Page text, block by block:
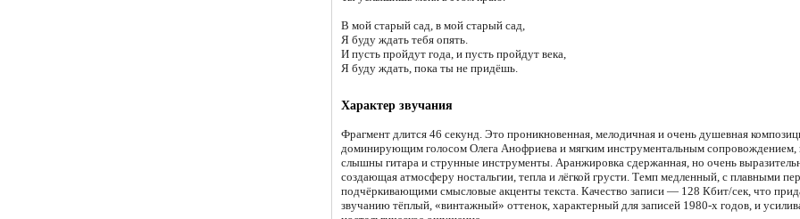
В мой старый сад, в мой старый сад,
Я буду ждать тебя опять.
И пусть пройдут года, и пусть пройдут века,
Я буду ждать, пока ты не придёшь.
Характер звучания
Фрагмент длится 46 секунд. Это проникновенная, мелодичная и очень душевная
доминирующим голосом Олега Анофриева и мягким инструментальным сопровождением,
слышны гитара и струнные инструменты. Аранжировка сдержанная, но очень
создающая атмосферу ностальгии, тепла и лёгкой грусти. Темп медленный, с плавными
подчёркивающими смысловые акценты текста. Качество записи — 128 Кбит/сек, что
звучанию тёплый, «винтажный» оттенок, характерный для записей 1980-х годов, и